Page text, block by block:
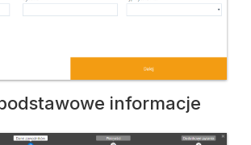
informacje